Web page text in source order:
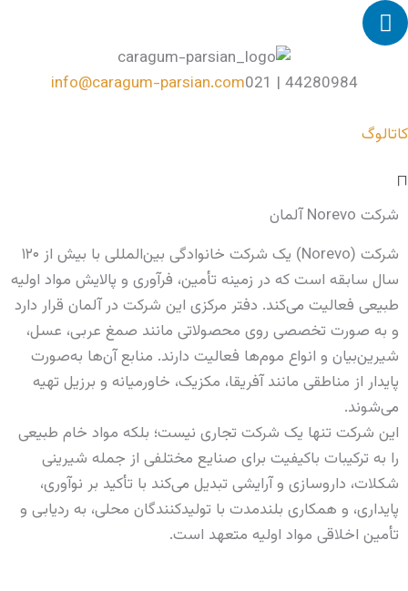
پرش
به
L
i
n
d
i
44280984 | 021
info@caragum-parsian.com
کاتالوگ
Main
Menu
شرکت Norevo آلمان
شرکت (Norevo) یک شرکت خانوادگی بین‌المللی با بیش از ۱۲۰
سال سابقه است که در زمینه تأمین، فرآوری و پالایش مواد اولیه
طبیعی فعالیت می‌کند. دفتر مرکزی این شرکت در آلمان قرار دارد
و به صورت تخصصی روی محصولاتی مانند صمغ عربی، عسل،
شیرین‌بیان و انواع موم‌ها فعالیت دارند. منابع آن‌ها به‌صورت
پایدار از مناطقی مانند آفریقا، مکزیک، خاورمیانه و برزیل تهیه
می‌شوند.
این شرکت تنها یک شرکت تجاری نیست؛ بلکه مواد خام طبیعی
را به ترکیبات باکیفیت برای صنایع مختلفی از جمله شیرینی‌
شکلات، داروسازی و آرایشی تبدیل می‌کند با تأکید بر نوآوری،
پایداری، و همکاری بلندمدت با تولیدکنندگان محلی، به ردیابی و
تأمین اخلاقی مواد اولیه متعهد است.